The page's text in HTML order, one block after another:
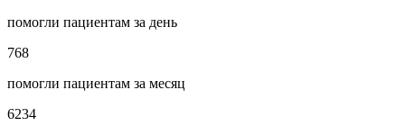
помогли пациентам за день
768
помогли пациентам за месяц
6234